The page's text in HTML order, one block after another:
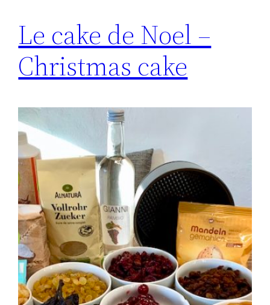
Le cake de Noel –
Christmas cake